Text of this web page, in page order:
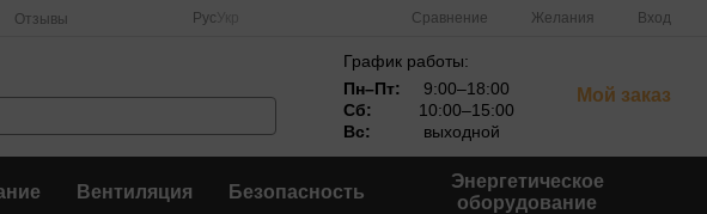
Отзывы Рус Сравнение Желания Вход
График работы:
Пн–Пт:
9:00–18:00
Сб:
10:00–15:00
Вс:
выходной
Мой заказ
Вентиляция Безопасность
Энергетическое
оборудование